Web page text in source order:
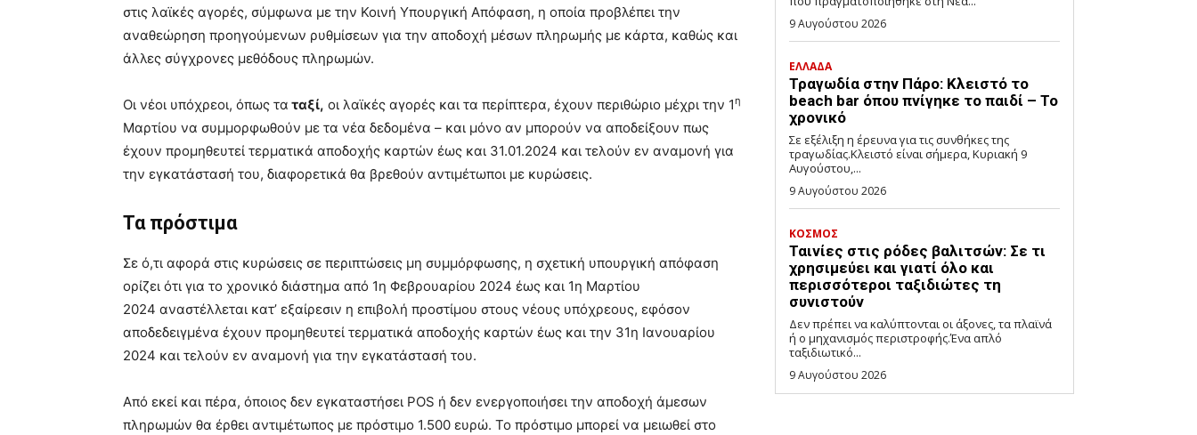
στις λαϊκές αγορές, σύμφωνα με την Κοινή Υπουργική Απόφαση, η οποία προβλέπει την
αναθεώρηση προηγούμενων ρυθμίσεων για την αποδοχή μέσων πληρωμής με κάρτα, καθώς και
άλλες σύγχρονες μεθόδους πληρωμών.
Οι νέοι υπόχρεοι, όπως τα ταξί, οι λαϊκές αγορές και τα περίπτερα, έχουν περιθώριο μέχρι την 1η
Μαρτίου να συμμορφωθούν με τα νέα δεδομένα – και μόνο αν μπορούν να αποδείξουν πως
έχουν προμηθευτεί τερματικά αποδοχής καρτών έως και 31.01.2024 και τελούν εν αναμονή για
την εγκατάστασή του, διαφορετικά θα βρεθούν αντιμέτωποι με κυρώσεις.
Τα πρόστιμα
Σε ό,τι αφορά στις κυρώσεις σε περιπτώσεις μη συμμόρφωσης, η σχετική υπουργική απόφαση
ορίζει ότι για το χρονικό διάστημα από 1η Φεβρουαρίου 2024 έως και 1η Μαρτίου
2024 αναστέλλεται κατ’ εξαίρεσιν η επιβολή προστίμου στους νέους υπόχρεους, εφόσον
αποδεδειγμένα έχουν προμηθευτεί τερματικά αποδοχής καρτών έως και την 31η Ιανουαρίου
2024 και τελούν εν αναμονή για την εγκατάστασή του.
Από εκεί και πέρα, όποιος δεν εγκαταστήσει POS ή δεν ενεργοποιήσει την αποδοχή άμεσων
πληρωμών θα έρθει αντιμέτωπος με πρόστιμο 1.500 ευρώ. Το πρόστιμο μπορεί να μειωθεί στο
9 Αυγούστου 2026
ΕΛΛΑΔΑ
Τραγωδία στην Πάρο: Κλειστό το
beach bar όπου πνίγηκε το παιδί – Το
χρονικό
Σε εξέλιξη η έρευνα για τις συνθήκες της
τραγωδίας.Κλειστό είναι σήμερα, Κυριακή 9
Αυγούστου,...
9 Αυγούστου 2026
ΚΟΣΜΟΣ
Ταινίες στις ρόδες βαλιτσών: Σε τι
χρησιμεύει και γιατί όλο και
περισσότεροι ταξιδιώτες τη
συνιστούν
Δεν πρέπει να καλύπτονται οι άξονες, τα πλαϊνά
ή ο μηχανισμός περιστροφής.Ένα απλό
ταξιδιωτικό...
9 Αυγούστου 2026